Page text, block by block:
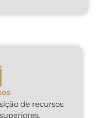
de recursos